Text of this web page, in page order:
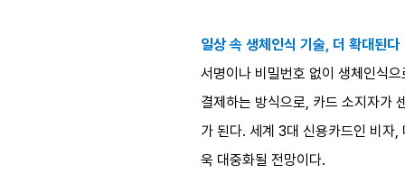
일상 속 생체인식 기술, 더 확대된다
서명이나 비밀번호 없이 생체인식
결제하는 방식으로, 카드 소지자가
가 된다. 세계 3대 신용카드인 비자
욱 대중화될 전망이다.